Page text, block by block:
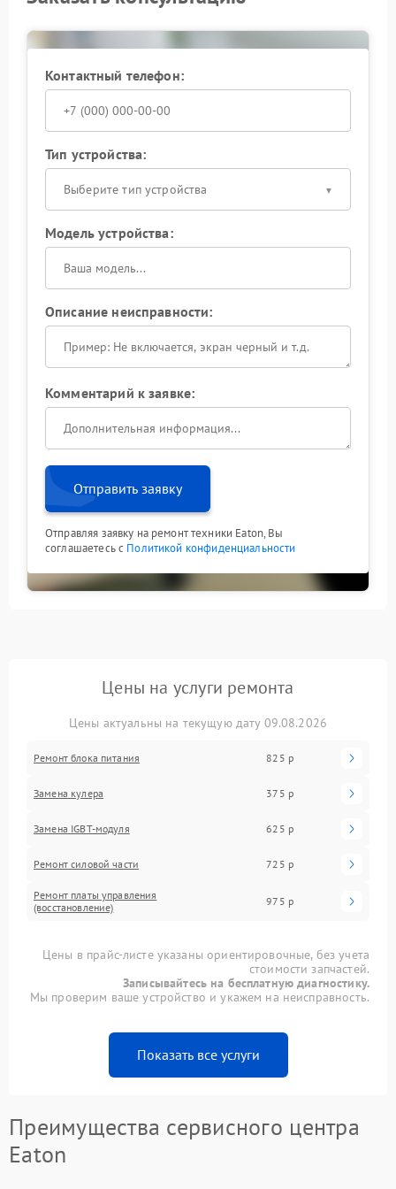
фиксировать отклонения на ранних этапах.
Сервисный центр Eaton располагает технической
стабилизации. Инженеры проводят оценку работы
узла под реальной нагрузкой, что повышает
точность выявления отклонений.
надежной защиты подключенного оборудования.
Доверьте диагностику и ремонт профессионалам,
чтобы исключить повторные отклонения
параметров.
Контактный телефон:
Тип устройства:
Выберите тип устройства
Модель устройства:
Описание неисправности:
Комментарий к заявке:
Отправить заявку
Отправляя заявку на ремонт техники Eaton, Вы
соглашаетесь с Политикой конфиденциальности
Цены на услуги ремонта
Цены актуальны на текущую дату 09.08.2026
Ремонт блока питания 825 р
Замена кулера 375 р
Замена IGBT-модуля 625 р
Ремонт силовой части 725 р
Ремонт платы управления
(восстановление)
975 р
Цены в прайс-листе указаны ориентировочные, без учета
стоимости запчастей.
Записывайтесь на бесплатную диагностику.
Мы проверим ваше устройство и укажем на неисправность.
Показать все услуги
Преимущества сервисного центра
Eaton